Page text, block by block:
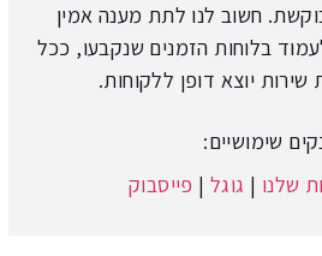
חשוב לנו לתת מענה אמין
בלוחות הזמנים שנקבעו, ככל
שירות יוצא דופן ללקוחות.
שימושיים:
שלנו | גוגל | פייסבוק